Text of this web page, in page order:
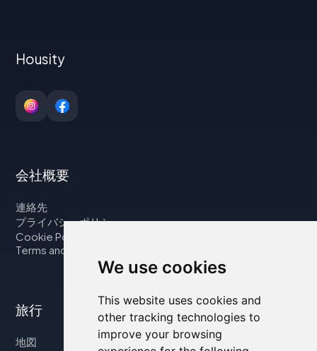
We use cookies
This website uses cookies and
other tracking technologies to
improve your browsing
Housity
会社概要
連絡先
プライバシーポリシー
Cookie Policy
Terms and Conditions
旅行
地図